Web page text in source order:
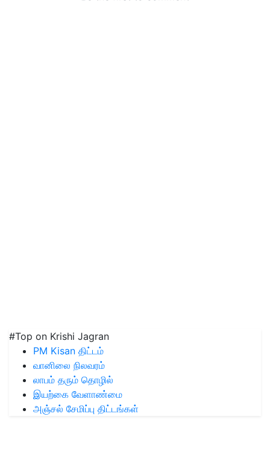
#Top on Krishi Jagran
PM Kisan திட்டம்
வானிலை நிலவரம்
லாபம் தரும் தொழில்
இயற்கை வேளாண்மை
அஞ்சல் சேமிப்பு திட்டங்கள்